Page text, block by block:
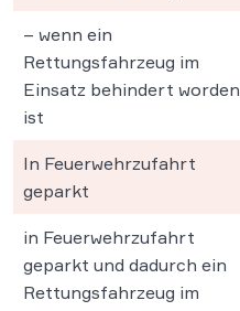
– wenn ein
Rettungsfahrzeug im
Einsatz behindert worden
ist
In Feuerwehrzufahrt
geparkt
in Feuerwehrzufahrt
geparkt und dadurch ein
Rettungsfahrzeug im